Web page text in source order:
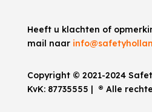
Heeft u klachten of
mail naar
Copyright © 2021-2024
KvK: 87735555 | ® Alle